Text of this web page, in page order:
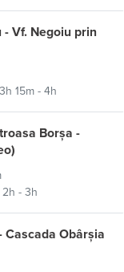
- Vf. Negoiu prin
15m - 4h
Borșa -
2h - 3h
Cascada Obârșia